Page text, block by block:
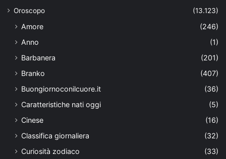
Oroscopo (13.123)
Amore
(246)
Anno
(1)
Barbanera
(201)
Branko
(407)
Buongiornoconilcuore.it
(36)
Caratteristiche nati oggi
(5)
Cinese
(16)
Classifica giornaliera
(32)
Curiosità zodiaco
(33)